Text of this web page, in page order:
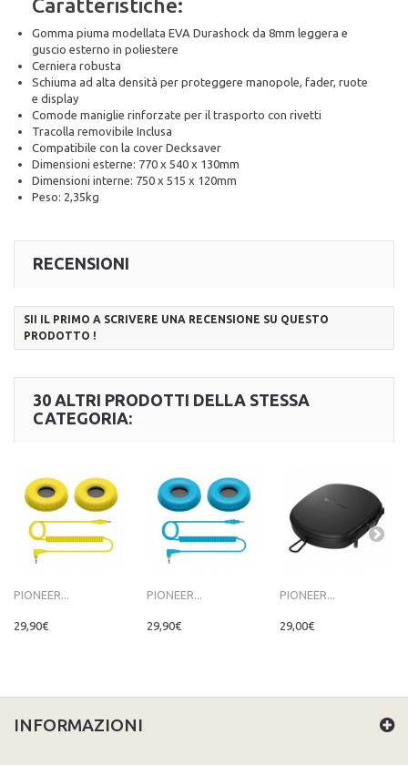
Caratteristiche:
Gomma piuma modellata EVA Durashock da 8mm leggera e
guscio esterno in poliestere
Cerniera robusta
Schiuma ad alta densità per proteggere manopole, fader, ruote
e display
Comode maniglie rinforzate per il trasporto con rivetti
Tracolla removibile Inclusa
Compatibile con la cover Decksaver
Dimensioni esterne: 770 x 540 x 130mm
Dimensioni interne: 750 x 515 x 120mm
Peso: 2,35kg
RECENSIONI
SII IL PRIMO A SCRIVERE UNA RECENSIONE SU QUESTO
PRODOTTO !
30 ALTRI PRODOTTI DELLA STESSA
CATEGORIA:
PIONEER...
29,90€
PIONEER...
29,90€
PIONEER...
29,00€
INFORMAZIONI